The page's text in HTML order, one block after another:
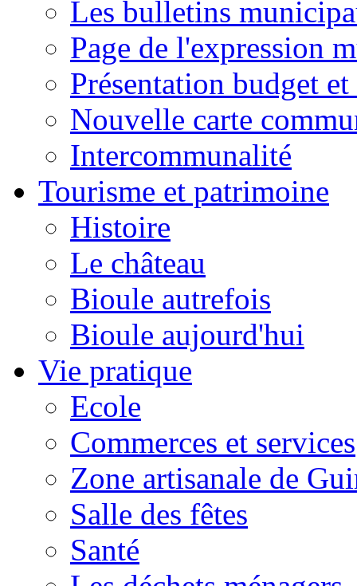
Les bulletins
Page de l'expression
Présentation budget
Nouvelle carte
Intercommunalité
Tourisme et patrimoine
Histoire
Le château
Bioule autrefois
Bioule aujourd'hui
Vie pratique
Ecole
Commerces et services
Zone artisanale de
Salle des fêtes
Santé